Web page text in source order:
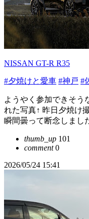
NISSAN GT-R R35
#夕焼けと愛車 #神戸 #
ようやく参加できそう
れた写真↑ 昨日夕焼け
瞬間曇って断念しまし
thumb_up 101
comment0
2026/05/24 15:41